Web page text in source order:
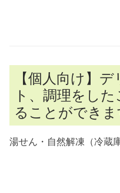
【個人向け】
ト、調理をし
ることができま
湯せん・自然解凍（冷蔵